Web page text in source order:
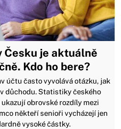
Česku je aktuálně
Kdo ho bere?
účtu často vyvolává otázku, jak
důchodu. Statistiky českého
obrovské rozdíly mezi
někteří senioři vycházejí jen
vysoké částky.